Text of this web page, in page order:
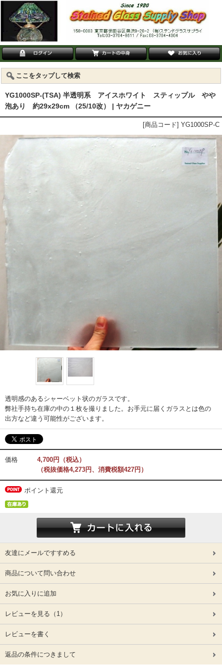
ここをタップして検索
YG1000SP-(TSA) 半透明系 アイスホワイト スティップル やや
泡あり 約29x29cm （25/10改） | ヤカゲニー
[商品コード] YG1000SP-C
透明感のあるシャーベット状のガラスです。
弊社手持ち在庫の中の１枚を撮りました。お手元に届くガラスとは色の
出方など違う可能性がございます。
価格
4,700円（税込）
（税抜価格4,273円、消費税額427円）
ポイント還元
友達にメールですすめる
商品について問い合わせ
お気に入りに追加
レビューを見る （1）
レビューを書く
返品の条件につきまして